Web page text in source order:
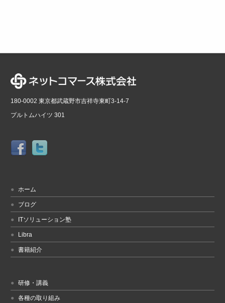
180-0002 東京都武蔵野市吉祥寺東町3-14-7
プルトムハイツ 301
ホーム
ブログ
ITソリューション塾
Libra
書籍紹介
研修・講義
各種の取り組み